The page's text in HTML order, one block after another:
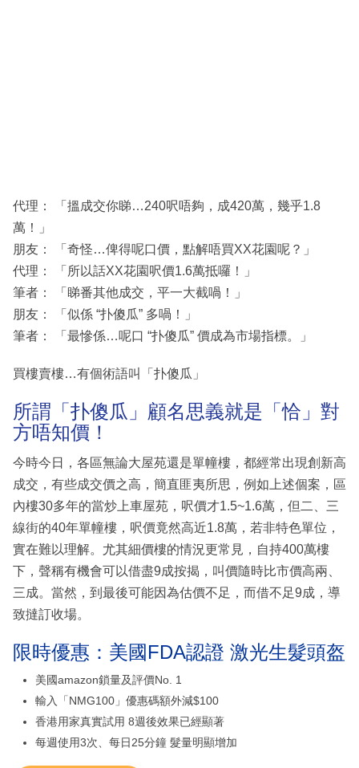
代理： 「搵成交你睇…240呎唔夠，成420萬，幾乎1.8
萬！」
朋友： 「奇怪…俾得呢口價，點解唔買XX花園呢？」
代理： 「所以話XX花園呎價1.6萬抵囉！」
筆者： 「睇番其他成交，平一大截喎！」
朋友： 「似係 “扑傻瓜” 多喎！」
筆者： 「最慘係…呢口 “扑傻瓜” 價成為市場指標。」
買樓賣樓…有個術語叫「扑傻瓜」
所謂「扑傻瓜」顧名思義就是「恰」對
方唔知價！
今時今日，各區無論大屋苑還是單幢樓，都經常出現創新高
成交，有些成交價之高，簡直匪夷所思，例如上述個案，區
內樓30多年的當炒上車屋苑，呎價才1.5~1.6萬，但二、三
線街的40年單幢樓，呎價竟然高近1.8萬，若非特色單位，
實在難以理解。尤其細價樓的情況更常見，自持400萬樓
下，聲稱有機會可以借盡9成按揭，叫價隨時比市價高兩、
三成。當然，到最後可能因為估價不足，而借不足9成，導
致撻訂收場。
限時優惠：美國FDA認證 激光生髮頭盔
美國amazon鎖量及評價No. 1
輸入「NMG100」優惠碼額外減$100
香港用家真實試用 8週後效果已經顯著
每週使用3次、每日25分鐘 髮量明顯增加